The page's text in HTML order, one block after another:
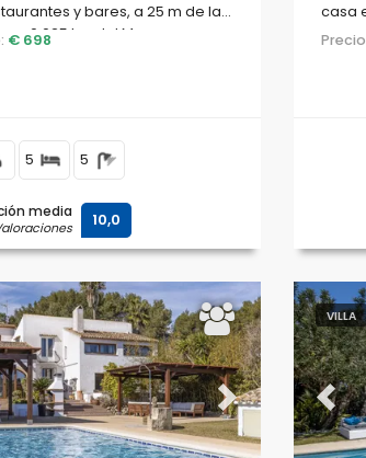
y bares, a 25 m de la
a 0,025 km del Mar
€ 698
5 5
media 10,0
casa
cerca
Next
VILLA